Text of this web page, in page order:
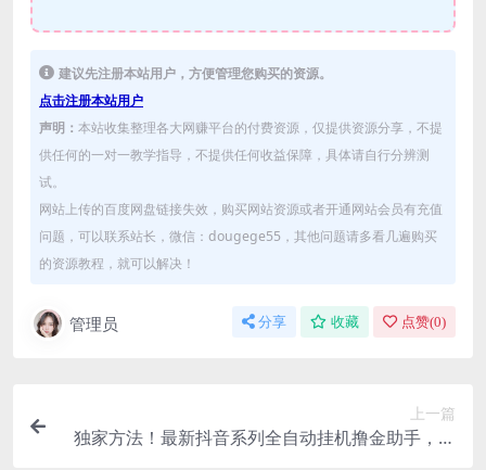
建议先注册本站用户，方便管理您购买的资源。
点击注册本站用户
声明： 本站收集整理各大网赚平台的付费资源，仅提供资源分享，不提
供任何的一对一教学指导，不提供任何收益保障，具体请自行分辨测
试。
网站上传的百度网盘链接失效，购买网站资源或者开通网站会员有充值
问题，可以联系站长，微信：dougege55，其他问题请多看几遍购买
的资源教程，就可以解决！
管理员 分享 收藏 点赞(0)
上一篇
独家方法！最新抖音系列全自动挂机撸金助手，单